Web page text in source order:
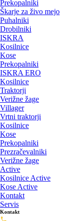
Prekopalniki
Škarje za živo mejo
Puhalniki
Drobilniki
ISKRA
Kosilnice
Kose
Prekopalniki
ISKRA ERO
Kosilnice
Traktorji
Verižne žage
Villager
Vrtni traktorji
Kosilnice
Kose
Prekopalniki
Prezračevalniki
Verižne žage
Active
Kosilnice Active
Kose Active
Kontakt
Servis
Kontakt